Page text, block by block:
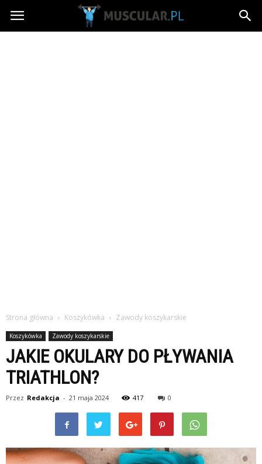
Muscular.pl
Strona główna Koszykówka Zawody koszykarskie
Koszykówka Zawody koszykarskie
JAKIE OKULARY DO PŁYWANIA
TRIATHLON?
Przez Redakcja - 21 maja 2024 417 0